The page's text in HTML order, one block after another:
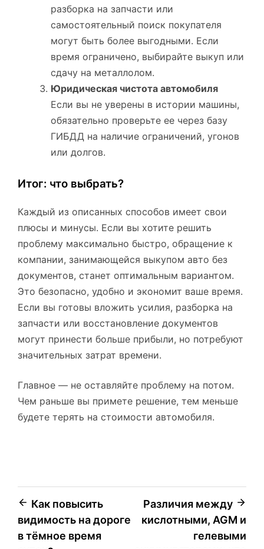
разборка на запчасти или
самостоятельный поиск покупателя
могут быть более выгодными. Если
время ограничено, выбирайте выкуп или
сдачу на металлолом.
Юридическая чистота автомобиля
Если вы не уверены в истории машины,
обязательно проверьте ее через базу
ГИБДД на наличие ограничений, угонов
или долгов.
Итог: что выбрать?
Каждый из описанных способов имеет свои
плюсы и минусы. Если вы хотите решить
проблему максимально быстро, обращение к
компании, занимающейся выкупом авто без
документов, станет оптимальным вариантом.
Это безопасно, удобно и экономит ваше время.
Если вы готовы вложить усилия, разборка на
запчасти или восстановление документов
могут принести больше прибыли, но потребуют
значительных затрат времени.
Главное — не оставляйте проблему на потом.
Чем раньше вы примете решение, тем меньше
будете терять на стоимости автомобиля.
Навигация
по
Как повысить
видимость на дороге
в тёмное время
Различия между
кислотными, AGM и
гелевыми